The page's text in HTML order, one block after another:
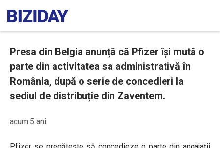
Presa din Belgia anunță că Pfizer își mută o
parte din activitatea sa administrativă în
România, după o serie de concedieri la
sediul de distribuție din Zaventem.
acum 5 ani